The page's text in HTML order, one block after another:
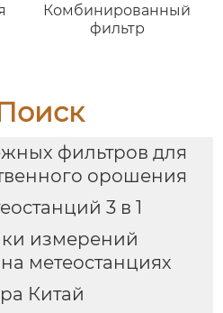
Комбинированный
фильтр
фильтров для
орошения
3 в 1
измерений
метеостанциях
Китай